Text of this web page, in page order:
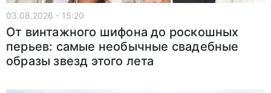
03.08.2026 - 15:20
От винтажного шифона до роскошных
перьев: самые необычные свадебные
образы звезд этого лета